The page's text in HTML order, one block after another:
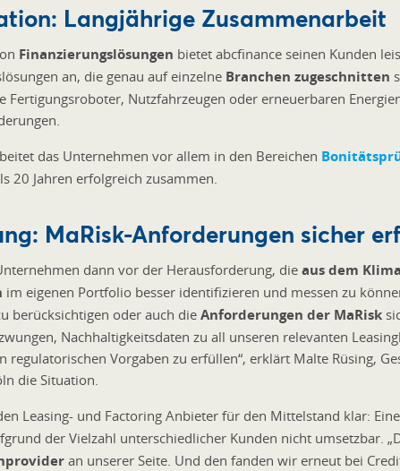
Langjährige Zusammenarbeit
Finanzierungslösungen bietet abcfinance seinen Kunden
an, die genau auf einzelne Branchen zugeschnitten
Fertigungsroboter, Nutzfahrzeugen oder erneuerbaren
das Unternehmen vor allem in den Bereichen
20 Jahren erfolgreich zusammen.
MaRisk-Anforderungen sicher
dann vor der Herausforderung, die aus dem
im eigenen Portfolio besser identifizieren und messen zu
berücksichtigen oder auch die Anforderungen der MaRisk
Nachhaltigkeitsdaten zu all unseren relevanten
regulatorischen Vorgaben zu erfüllen“, erklärt Malte Rüsing,
die Situation.
Leasing- und Factoring Anbieter für den Mittelstand klar: Eine
der Vielzahl unterschiedlicher Kunden nicht umsetzbar.
an unserer Seite. Und den fanden wir erneut bei